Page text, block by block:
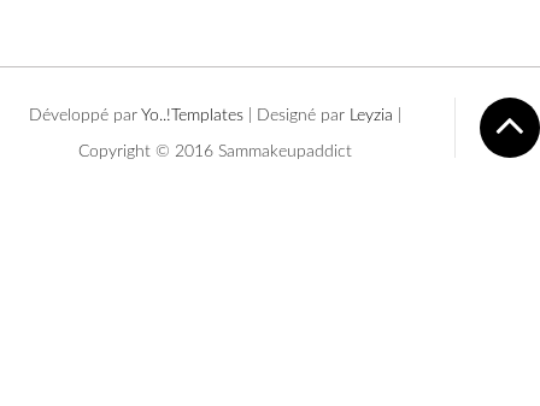
Développé par Yo..!Templates | Designé par Leyzia
Copyright © 2016 Sammakeupaddict